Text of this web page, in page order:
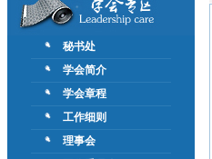
秘书处
学会简介
学会章程
工作细则
理事会